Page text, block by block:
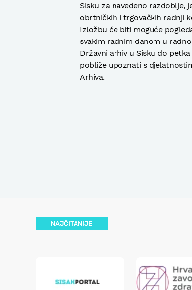
Sisku za navedeno razdoblje,
obrtničkih i trgovačkih radnji
Izložbu će biti moguće
svakim radnim danom u
Državni arhiv u Sisku do
pobliže upoznati s
Arhiva.
NAJČITANIJE